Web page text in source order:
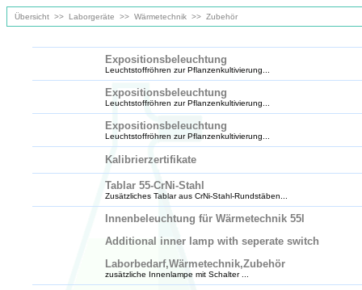
Übersicht >> Laborgeräte >> Wärmetechnik >> Zubehör
Expositionsbeleuchtung
Leuchtstoffröhren zur Pflanzenkultivierung...
Expositionsbeleuchtung
Leuchtstoffröhren zur Pflanzenkultivierung...
Expositionsbeleuchtung
Leuchtstoffröhren zur Pflanzenkultivierung...
Kalibrierzertifikate
Tablar 55-CrNi-Stahl
Zusätzliches Tablar aus CrNi-Stahl-Rundstäben...
Innenbeleuchtung für Wärmetechnik 55l
Additional inner lamp with seperate switch
Laborbedarf,Wärmetechnik,Zubehör
zusätzliche Innenlampe mit Schalter ...